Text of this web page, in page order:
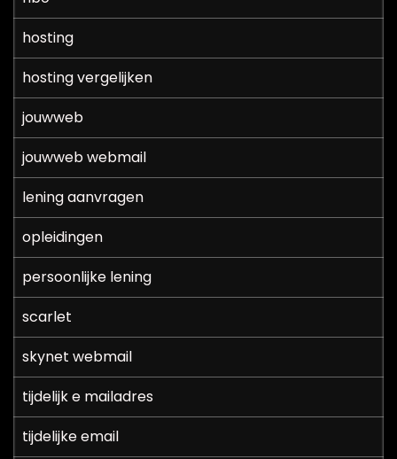
hosting
hosting vergelijken
jouwweb
jouwweb webmail
lening aanvragen
opleidingen
persoonlijke lening
scarlet
skynet webmail
tijdelijk e mailadres
tijdelijke email